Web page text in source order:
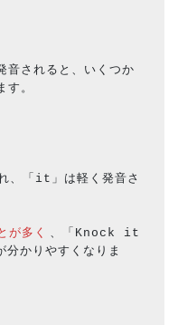
音されると、いくつか
。
、「it」は軽く発音さ
が多く
、「Knock it
かりやすくなりま